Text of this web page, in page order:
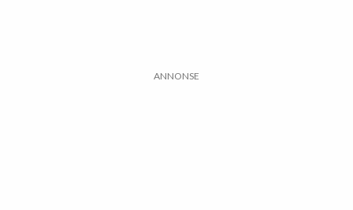
ANNONSE